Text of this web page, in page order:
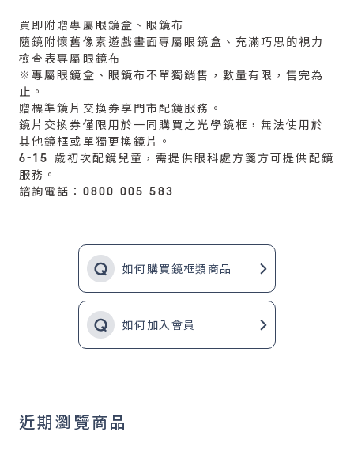
買即附贈專屬眼鏡盒、眼鏡布
隨鏡附懷舊像素遊戲畫面專屬眼鏡盒、充滿巧思的視力
檢查表專屬眼鏡布
※專屬眼鏡盒、眼鏡布不單獨銷售，數量有限，售完為
止。
贈標準鏡片交換券享門市配鏡服務。
鏡片交換券僅限用於一同購買之光學鏡框，無法使用於
其他鏡框或單獨更換鏡片。
6-15 歲初次配鏡兒童，需提供眼科處方箋方可提供配鏡
服務。
諮詢電話：0800-005-583
如何購買鏡框類商品
如何加入會員
近期瀏覽商品